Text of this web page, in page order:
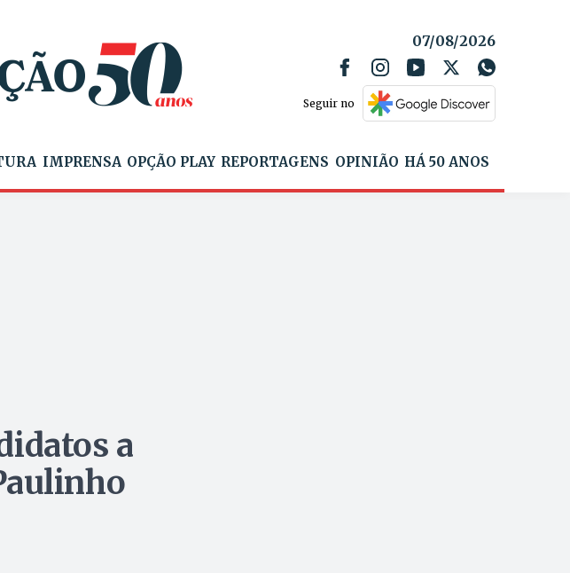
07/08/2026
Seguir no
IMPRENSA OPÇÃO PLAY REPORTAGENS OPINIÃO HÁ 50 ANOS
a